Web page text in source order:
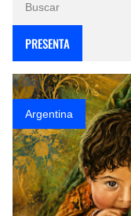
PRESENTA
Argentina